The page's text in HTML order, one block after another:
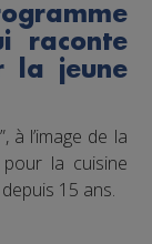
raconte
la jeune
à l’image de la
la cuisine
15 ans.